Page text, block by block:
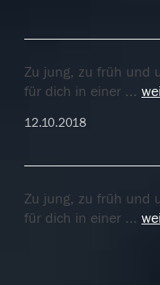
Zu jung, zu früh und
für dich in einer ...
12.10.2018
Zu jung, zu früh und
für dich in einer ...